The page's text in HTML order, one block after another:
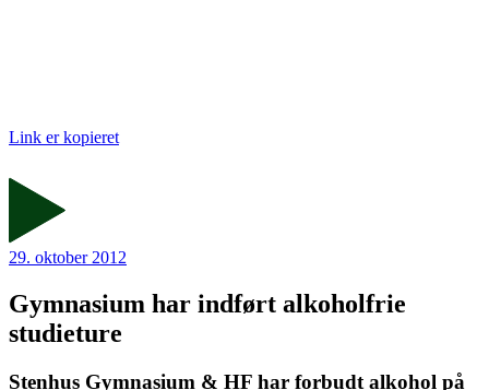
Link er kopieret
29. oktober 2012
Gymnasium har indført alkoholfrie
studieture
Stenhus Gymnasium & HF har forbudt alkohol på